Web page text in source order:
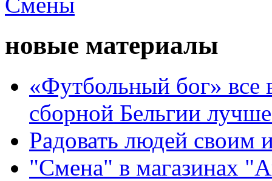
новые материалы
«Футбольный бог» все
сборной Бельгии
Радовать людей своим
"Смена" в магазинах